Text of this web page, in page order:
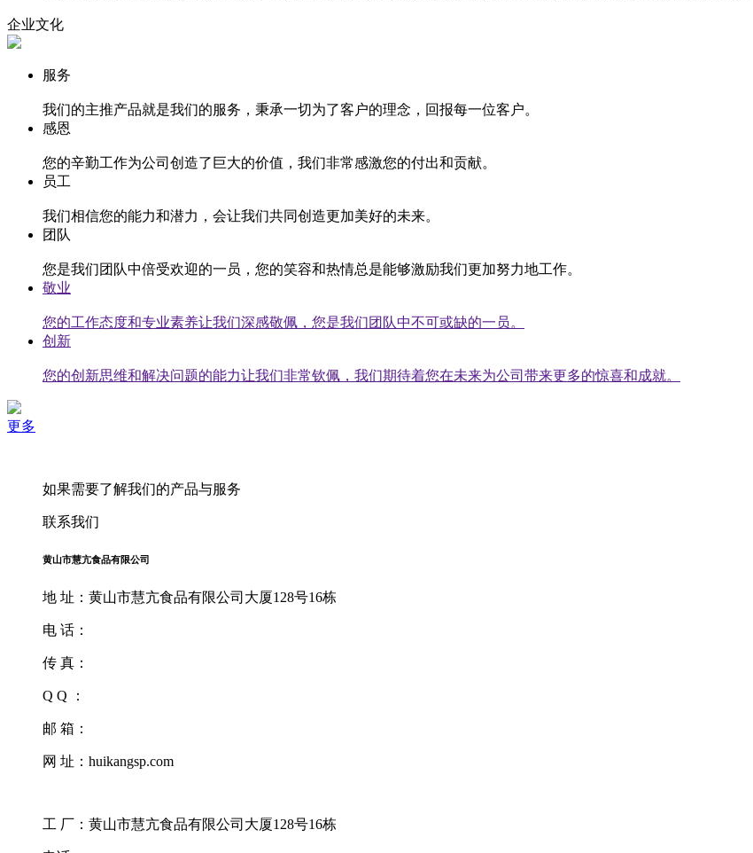
企业文化
服务
我们的主推产品就是我们的服务，秉承一切为了客户的理念，回报每一位客户。
感恩
您的辛勤工作为公司创造了巨大的价值，我们非常感激您的付出和贡献。
员工
我们相信您的能力和潜力，会让我们共同创造更加美好的未来。
团队
您是我们团队中倍受欢迎的一员，您的笑容和热情总是能够激励我们更加努力地工作。
敬业
您的工作态度和专业素养让我们深感敬佩，您是我们团队中不可或缺的一员。
创新
您的创新思维和解决问题的能力让我们非常钦佩，我们期待着您在未来为公司带来更多的惊喜和成就。
更多
如果需要了解我们的产品与服务
联系我们
黄山市慧亢食品有限公司
地 址：黄山市慧亢食品有限公司大厦128号16栋
电 话：
传 真：
Q Q ：
邮 箱：
网 址：huikangsp.com
工 厂：黄山市慧亢食品有限公司大厦128号16栋